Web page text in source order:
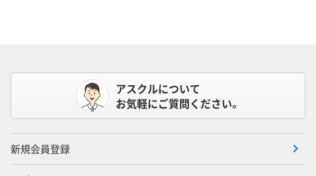
アスクルについて
お気軽にご質問ください。
新規会員登録